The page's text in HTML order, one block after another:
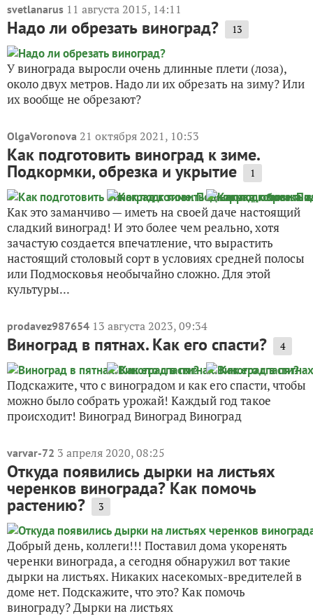
svetlanarus 11 августа 2015, 14:11
Надо ли обрезать виноград? 13
У винограда выросли очень длинные плети (лоза),
около двух метров. Надо ли их обрезать на зиму? Или
их вообще не обрезают?
OlgaVoronova 21 октября 2021, 10:53
Как подготовить виноград к зиме.
Подкормки, обрезка и укрытие 1
Как это заманчиво — иметь на своей даче настоящий
сладкий виноград! И это более чем реально, хотя
зачастую создается впечатление, что вырастить
настоящий столовый сорт в условиях средней полосы
или Подмосковья необычайно сложно. Для этой
культуры...
prodavez987654 13 августа 2023, 09:34
Виноград в пятнах. Как его спасти? 4
Подскажите, что с виноградом и как его спасти, чтобы
можно было собрать урожай! Каждый год такое
происходит! Виноград Виноград Виноград
varvar-72 3 апреля 2020, 08:25
Откуда появились дырки на листьях
черенков винограда? Как помочь
растению? 3
Добрый день, коллеги!!! Поставил дома укоренять
черенки винограда, а сегодня обнаружил вот такие
дырки на листьях. Никаких насекомых-вредителей в
доме нет. Подскажите, что это? Как помочь
винограду? Дырки на листьях